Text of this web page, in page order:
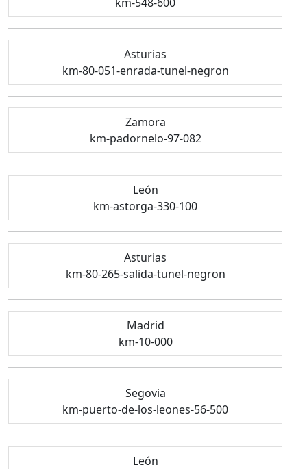
Asturias
km-80-051-enrada-tunel-negron
Zamora
km-padornelo-97-082
León
km-astorga-330-100
Asturias
km-80-265-salida-tunel-negron
Madrid
km-10-000
Segovia
km-puerto-de-los-leones-56-500
León